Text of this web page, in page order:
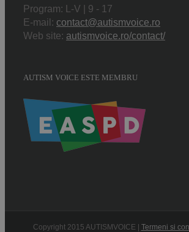
Program: L-V | 9 - 17
E-mail: contact@autismvoice.ro
Web site: autismvoice.ro/contact/
AUTISM VOICE ESTE MEMBRU
Copyright 2015 AUTISMVOICE | Termeni si